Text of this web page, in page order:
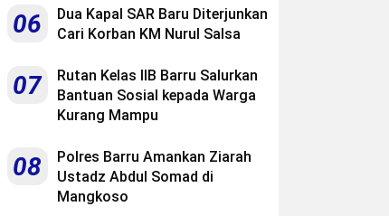
06
Dua Kapal SAR Baru Diterjunkan
Cari Korban KM Nurul Salsa
07
Rutan Kelas IIB Barru Salurkan
Bantuan Sosial kepada Warga
Kurang Mampu
08
Polres Barru Amankan Ziarah
Ustadz Abdul Somad di
Mangkoso